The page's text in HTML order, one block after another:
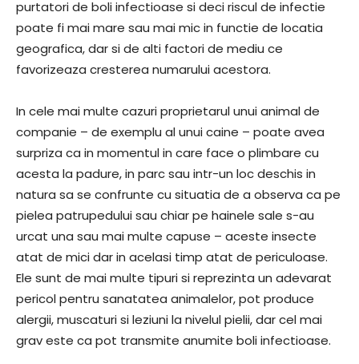
purtatori de boli infectioase si deci riscul de infectie
poate fi mai mare sau mai mic in functie de locatia
geografica, dar si de alti factori de mediu ce
favorizeaza cresterea numarului acestora.
In cele mai multe cazuri proprietarul unui animal de
companie – de exemplu al unui caine – poate avea
surpriza ca in momentul in care face o plimbare cu
acesta la padure, in parc sau intr-un loc deschis in
natura sa se confrunte cu situatia de a observa ca pe
pielea patrupedului sau chiar pe hainele sale s-au
urcat una sau mai multe capuse – aceste insecte
atat de mici dar in acelasi timp atat de periculoase.
Ele sunt de mai multe tipuri si reprezinta un adevarat
pericol pentru sanatatea animalelor, pot produce
alergii, muscaturi si leziuni la nivelul pielii, dar cel mai
grav este ca pot transmite anumite boli infectioase.